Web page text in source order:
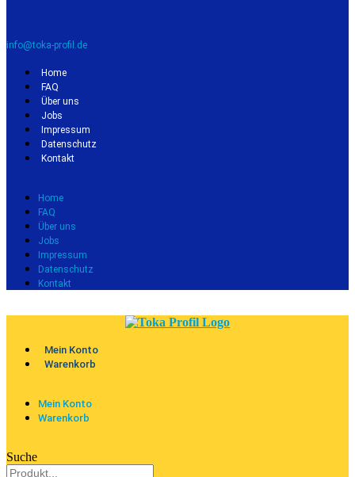
info@toka-profil.de
Home
FAQ
Über uns
Jobs
Impressum
Datenschutz
Kontakt
Home
FAQ
Über uns
Jobs
Impressum
Datenschutz
Kontakt
Mein Konto
Warenkorb
Mein Konto
Warenkorb
Suche